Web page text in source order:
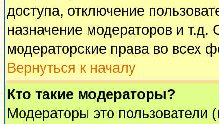
доступа, отключение
назначение модераторов и
модераторские права во всех
Вернуться к началу
Кто такие модераторы?
Модераторы это пользователи